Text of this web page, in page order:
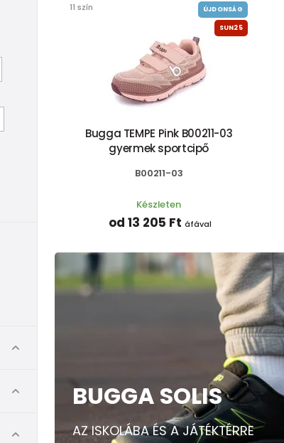
11 szín ÚJDONSÁG
SUN25
Bugga TEMPE Pink B00211-03
gyermek sportcipő
B00211-03
Készleten
od 13 205 Ft áfával
BUGGA SOLIS
AZ ISKOLÁBA ÉS A JÁTÉKTÉRRE